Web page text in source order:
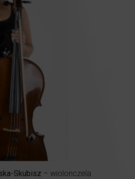
Skubisz – wiolonczela